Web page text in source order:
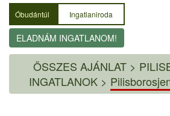
Óbudántúl Ingatlaniroda
ELADNÁM INGATLANOM!
ÖSSZES AJÁNLAT >
INGATLANOK >